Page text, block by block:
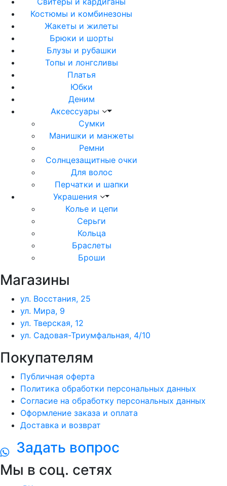
Костюмы и комбинезоны
Жакеты и жилеты
Брюки и шорты
Блузы и рубашки
Топы и лонгсливы
Платья
Юбки
Деним
Аксессуары
Сумки
Манишки и манжеты
Ремни
Солнцезащитные очки
Для волос
Перчатки и шапки
Украшения
Колье и цепи
Серьги
Кольца
Браслеты
Броши
Магазины
ул. Восстания, 25
ул. Мира, 9
ул. Тверская, 12
ул. Садовая-Триумфальная, 4/10
Покупателям
Публичная оферта
Политика обработки персональных данных
Согласие на обработку персональных данных
Оформление заказа и оплата
Доставка и возврат
Задать вопрос
Мы в соц. сетях